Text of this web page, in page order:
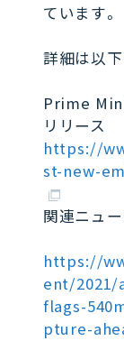
ています。
詳細は以
Prime
リリース
https://
st-new-
関連ニュ
https://
ent/
flags-
pture-